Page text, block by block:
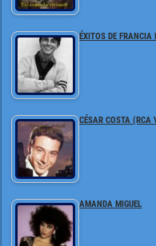
ÉXITOS DE
CÉSAR COSTA (RCA
AMANDA MIGUEL